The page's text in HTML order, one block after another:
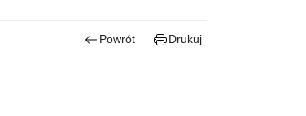
Powrót Drukuj